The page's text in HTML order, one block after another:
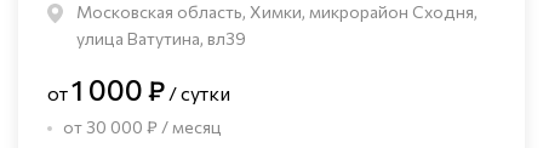
Московская область, Химки, микрорайон Сходня,
улица Ватутина, вл39
от1 000 ₽ / сутки
от 30 000 ₽ / месяц